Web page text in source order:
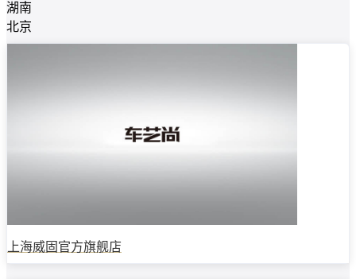
湖南
北京
上海威固官方旗舰店